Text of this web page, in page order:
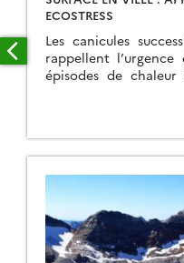
ECOSTRESS
Les canicules
rappellent l’urgence
épisodes de
contexte, la
qu’elles sont
des températures
[…]